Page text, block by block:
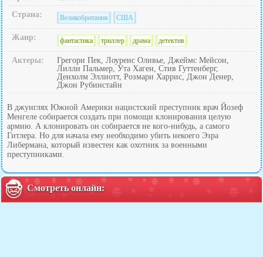
Страна:
Великобритания США
Жанр: фантастика триллер драма детектив
Актеры:
Грегори Пек, Лоуренс Оливье, Джеймс Мейсон,
Лилли Пальмер, Ута Хаген, Стив Гуттенберг,
Денхолм Эллиотт, Розмари Харрис, Джон Денер,
Джон Рубинстайн
В джунглях Южной Америки нацистский преступник врач Йозеф
Менгеле собирается создать при помощи клонирования целую
армию. А клонировать он собирается не кого-нибудь, а самого
Гитлера. Но для начала ему необходимо убить некоего Эзра
Либермана, который известен как охотник за военными
преступниками.
Смотреть онлайн: